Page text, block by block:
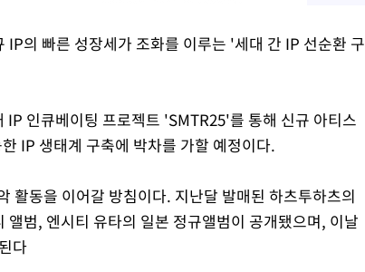
의 빠른 성장세가 조화를 이루는 '세대 간 IP 선순환 구
인큐베이팅 프로젝트 'SMTR25'를 통해 신규 아티스
IP 생태계 구축에 박차를 가할 예정이다.
활동을 이어갈 방침이다. 지난달 발매된 하츠투하츠의
범, 엔시티 유타의 일본 정규앨범이 공개됐으며, 이날
다